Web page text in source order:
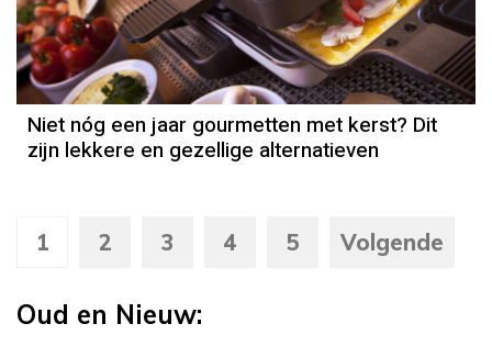
Niet nóg een jaar gourmetten met kerst? Dit
zijn lekkere en gezellige alternatieven
1 2 3 4 5 Volgende
Oud en Nieuw: